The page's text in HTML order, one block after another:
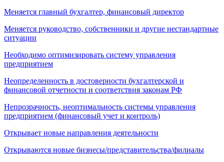
Меняется главный бухгалтер, финансовый директор
Меняется руководство, собственники и другие нестандартные
ситуации
Необходимо оптимизировать систему управления
предприятием
Неопределенность в достоверности бухгалтерской и
финансовой отчетности и соответствия законам РФ
Непрозрачность, неоптимальность системы управления
предприятием (финансовый учет и контроль)
Открывает новые направления деятельности
Открываются новые бизнесы/представительства/филиалы